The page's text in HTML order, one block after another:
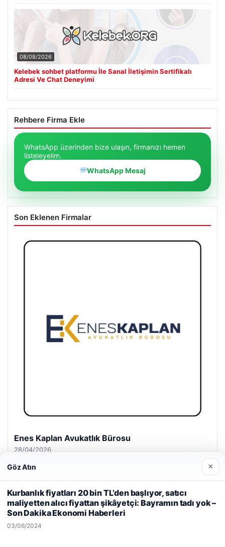
08/08/2026
Kelebek sohbet platformu İle Sanal İletişimin Sertifikalı
Adresi Ve Chat Deneyimi
Rehbere Firma Ekle
WhatsApp üzerinden bize ulaşın, firmanızı hemen
listeleyelim.
WhatsApp Mesaj
Son Eklenen Firmalar
Enes Kaplan Avukatlık Bürosu
28/04/2026
© 2026 Haber Köy – Güncel Haberler
deneyiminizi kişiselleştirmek ve geliştirmek amacıyla çerezler
kullanıyoruz.Çerez Politikamız
Göz Atın ×
Kurbanlık fiyatları 20 bin TL’den başlıyor, satıcı
maliyetten alıcı fiyattan şikâyetçi: Bayramın tadı yok –
Son Dakika Ekonomi Haberleri
03/06/2024